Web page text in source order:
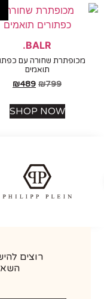
SALE
BALR.
שחורה עם כפתורים
תואמים
₪
₪489
SHOP NOW
רוצים להישאר
השאירו